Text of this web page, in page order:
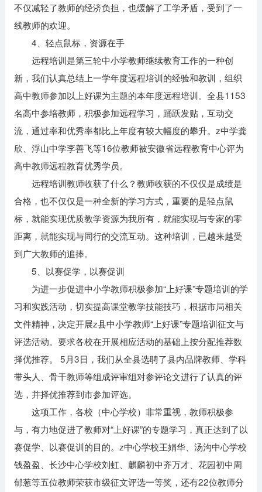
不仅减轻了教师的经济负担，也缓解了工学矛盾，受到了一
线教师的欢迎。
4、轻点鼠标，资源在手
远程培训是第三轮中小学教师继续教育工作的一种创
新，我们认真总结上一学年度远程培训的经验和教训，组织
高中教师参加以上好课为主题的本年度远程培训。全县1153
名高中参培教师，积极参加远程学习，踊跃发贴，互动交
流，通过率和优秀率都比上年度有较大幅度的攀升。z中学龚
欣、浮山中学李善飞等16位教师被安徽省远程教育中心评为
高中教师远程教育优秀学员。
远程培训教师收获了什么？教师收获的不仅仅是成绩是
合格，也不仅仅是一种全新的学习方式，重要的是轻点鼠
标，就能实现优质教学资源为我所有，就能实现与专家的零
距离，就能实现与同行的交流互动。这种培训，已越来越受
到广大教师的追捧。
5、以赛促学，以赛促训
为进一步促进中小学教师积极参加“上好课”专题培训的学
习和实践活动，切实提高课堂教学技能技巧，根据市局相关
文件精神，决定开展z县中小学教师“上好课”专题培训征文与
评选活动。要求各校在开展相应活动的基础上按分配推荐数
择优推荐。 5月3日，我们从全县选聘了县内品牌教师、学科
带头人、骨干教师等组成评审组对参评论文进行了认真的评
选，并择优推荐到市参加评选。
这项工作，各校（中心学校）非常重视，教师积极参
与，有力地促进了教师对“上好课”的专题学习，真正达到了以
赛促学、以赛促训的目的。z中心学校王娟华、汤沟中心学校
钱盈盈、长沙中心学校刘虹、麒麟初中齐万才、花园初中周
郁葱等五位教师荣获市级征文评选一等奖，还有22位教师分